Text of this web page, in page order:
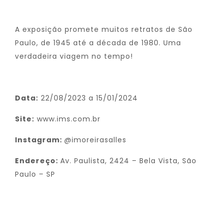
A exposição promete muitos retratos de São
Paulo, de 1945 até a década de 1980. Uma
verdadeira viagem no tempo!
Data: 22/08/2023 a 15/01/2024
Site: www.ims.com.br
Instagram: @imoreirasalles
Endereço: Av. Paulista, 2424 – Bela Vista, São
Paulo – SP